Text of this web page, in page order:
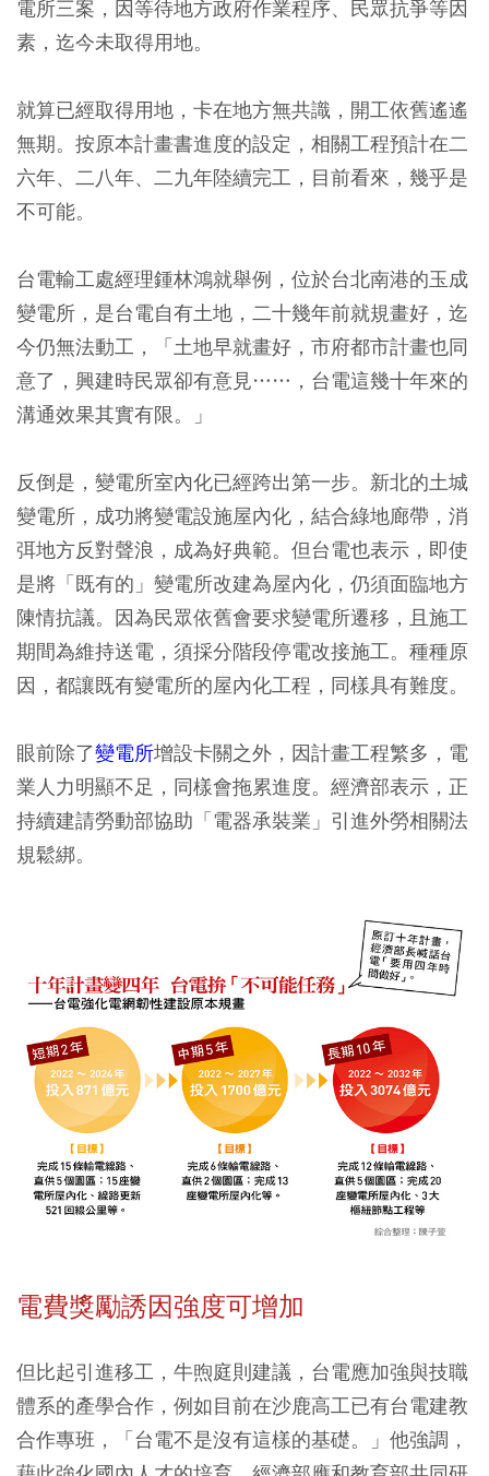
電所三案，因等待地方政府作業程序、民眾抗爭等因
素，迄今未取得用地。
就算已經取得用地，卡在地方無共識，開工依舊遙遙
無期。按原本計畫書進度的設定，相關工程預計在二
六年、二八年、二九年陸續完工，目前看來，幾乎是
不可能。
台電輸工處經理鍾林鴻就舉例，位於台北南港的玉成
變電所，是台電自有土地，二十幾年前就規畫好，迄
今仍無法動工，「土地早就畫好，市府都市計畫也同
意了，興建時民眾卻有意見……，台電這幾十年來的
溝通效果其實有限。」
反倒是，變電所室內化已經跨出第一步。新北的土城
變電所，成功將變電設施屋內化，結合綠地廊帶，消
弭地方反對聲浪，成為好典範。但台電也表示，即使
是將「既有的」變電所改建為屋內化，仍須面臨地方
陳情抗議。因為民眾依舊會要求變電所遷移，且施工
期間為維持送電，須採分階段停電改接施工。種種原
因，都讓既有變電所的屋內化工程，同樣具有難度。
眼前除了變電所增設卡關之外，因計畫工程繁多，電
業人力明顯不足，同樣會拖累進度。經濟部表示，正
持續建請勞動部協助「電器承裝業」引進外勞相關法
規鬆綁。
電費獎勵誘因強度可增加
但比起引進移工，牛煦庭則建議，台電應加強與技職
體系的產學合作，例如目前在沙鹿高工已有台電建教
合作專班，「台電不是沒有這樣的基礎。」他強調，